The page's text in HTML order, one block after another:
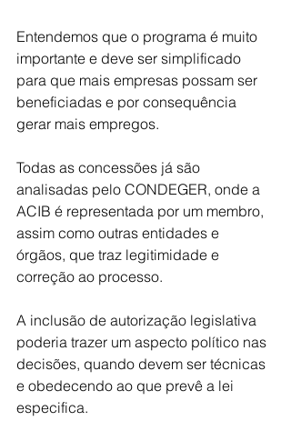
Entendemos que o programa é muito
importante e deve ser simplificado
para que mais empresas possam ser
beneficiadas e por consequência
gerar mais empregos.
Todas as concessões já são
analisadas pelo CONDEGER, onde a
ACIB é representada por um membro,
assim como outras entidades e
órgãos, que traz legitimidade e
correção ao processo.
A inclusão de autorização legislativa
poderia trazer um aspecto político nas
decisões, quando devem ser técnicas
e obedecendo ao que prevê a lei
especifica.